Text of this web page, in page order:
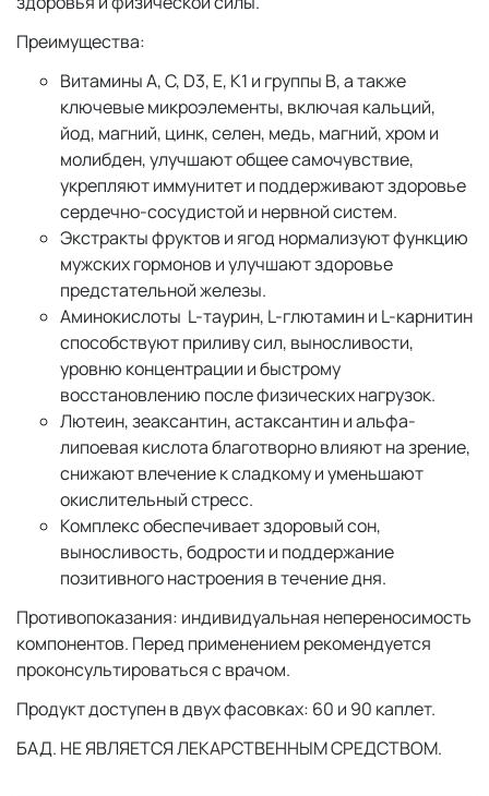
Преимущества:
Витамины А, С, D3, E, K1 и группы B, а также
ключевые микроэлементы, включая кальций,
йод, магний, цинк, селен, медь, магний, хром и
молибден, улучшают общее самочувствие,
укрепляют иммунитет и поддерживают здоровье
сердечно-сосудистой и нервной систем.
Экстракты фруктов и ягод нормализуют функцию
мужских гормонов и улучшают здоровье
предстательной железы.
Аминокислоты L-таурин, L-глютамин и L-карнитин
способствуют приливу сил, выносливости,
уровню концентрации и быстрому
восстановлению после физических нагрузок.
Лютеин, зеаксантин, астаксантин и альфа-
липоевая кислота благотворно влияют на зрение,
снижают влечение к сладкому и уменьшают
окислительный стресс.
Комплекс обеспечивает здоровый сон,
выносливость, бодрости и поддержание
позитивного настроения в течение дня.
Противопоказания: индивидуальная непереносимость
компонентов. Перед применением рекомендуется
проконсультироваться с врачом.
Продукт доступен в двух фасовках: 60 и 90 каплет.
БАД. НЕ ЯВЛЯЕТСЯ ЛЕКАРСТВЕННЫМ СРЕДСТВОМ.